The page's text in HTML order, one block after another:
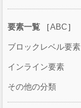
要素一覧 ［ABC］
ブロックレベル要素
インライン要素
その他の分類